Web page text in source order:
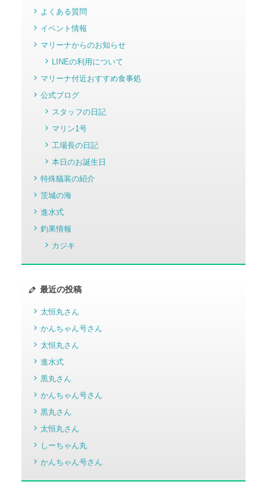
よくある質問
イベント情報
マリーナからのお知らせ
LINEの利用について
マリーナ付近おすすめ食事処
公式ブログ
スタッフの日記
マリン1号
工場長の日記
本日のお誕生日
特殊艤装の紹介
茨城の海
進水式
釣果情報
カジキ
最近の投稿
太恒丸さん
かんちゃん号さん
太恒丸さん
進水式
黒丸さん
かんちゃん号さん
黒丸さん
太恒丸さん
しーちゃん丸
かんちゃん号さん